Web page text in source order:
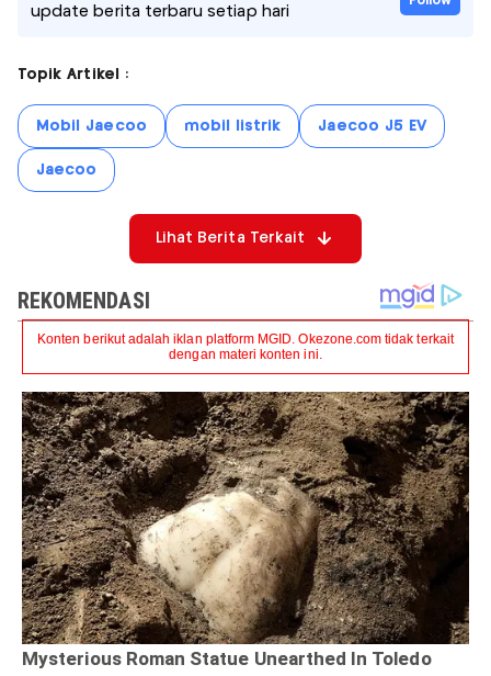
update berita terbaru setiap hari
Topik Artikel :
Mobil Jaecoo mobil listrik Jaecoo J5 EV
Jaecoo
Lihat Berita Terkait